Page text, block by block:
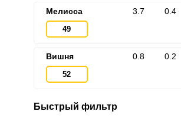
Мелисса
49
3.7 0.4
Вишня
52
0.8 0.2
Быстрый фильтр